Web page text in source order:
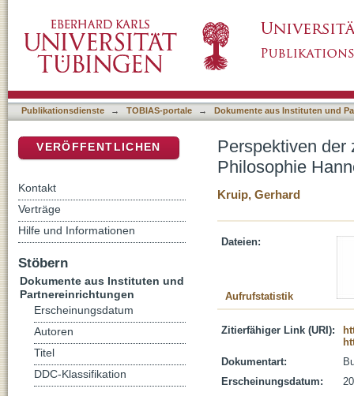
Publikationsdienste → TOBIAS-portale → Dokumente aus Instituten und
Perspektiven der
Philosophie
Kruip, Gerhard
Dateien:
Aufrufstatistik
Zitierfähiger Link (URI):
Dokumentart:
Erscheinungsdatum:
VERÖFFENTLICHEN
Kontakt
Verträge
Hilfe und Informationen
Stöbern
Dokumente aus Instituten und
Partnereinrichtungen
Erscheinungsdatum
Autoren
Titel
DDC-Klassifikation